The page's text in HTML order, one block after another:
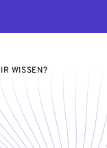
WISSEN?